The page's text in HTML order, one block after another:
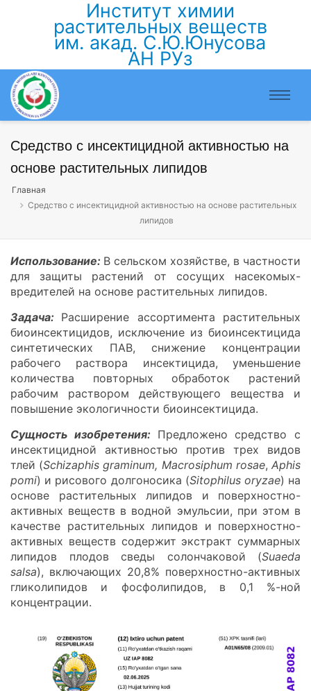
Институт химии
растительных веществ
им. акад. С.Ю.Юнусова
АН РУз
Cредство с инсектицидной активностью на
основе растительных липидов
Главная
Cредство с инсектицидной активностью на основе растительных
липидов
Использование: В сельском хозяйстве, в частности
для защиты растений от сосущих насекомых-
вредителей на основе растительных липидов.
Задача: Расширение ассортимента растительных
биоинсектицидов, исключение из биоинсектицида
синтетических ПАВ, снижение концентрации
рабочего раствора инсектицида, уменьшение
количества повторных обработок растений
рабочим раствором действующего вещества и
повышение экологичности биоинсектицида.
Сущность изобретения: Предложено средство с
инсектицидной активностью против трех видов
тлей (Schizaphis graminum, Macrosiphum rosae,Aphis
pomi) и рисового долгоносика (Sitophilus oryzae) на
основе растительных липидов и поверхностно-
активных веществ в водной эмульсии, при этом в
качестве растительных липидов и поверхностно-
активных веществ содержит экстракт суммарных
липидов плодов сведы солончаковой (Suaeda
salsa), включающих 20,8% поверхностно-активных
гликолипидов и фосфолипидов, в 0,1 %-ной
концентрации.